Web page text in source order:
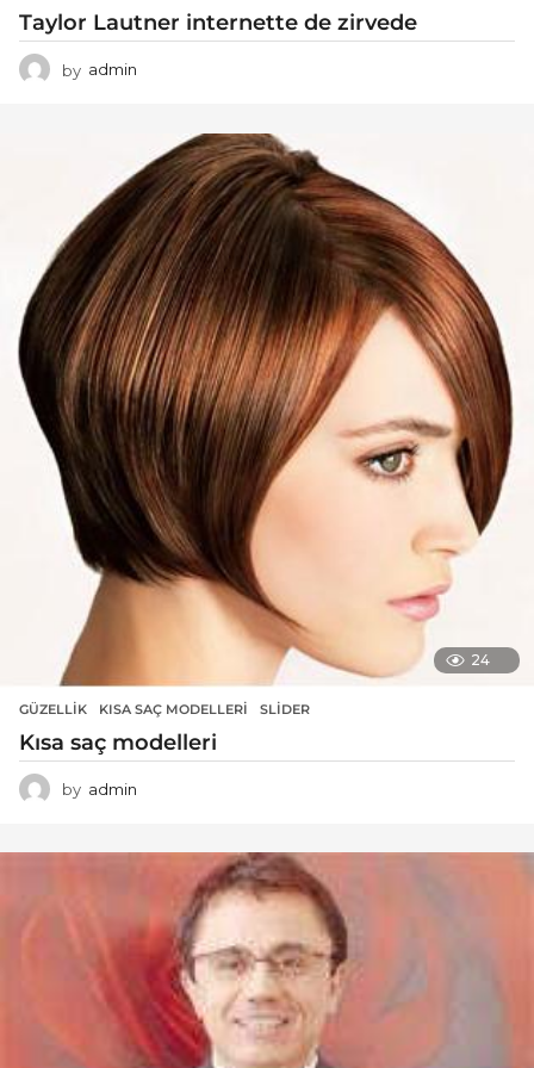
Taylor Lautner internette de zirvede
by admin
24
GÜZELLIK KISA SAÇ MODELLERI ,SLIDER
Kısa saç modelleri
by admin